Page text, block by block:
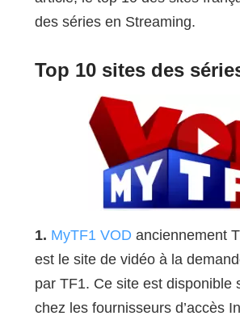
des séries en Streaming.
Top 10 sites des
1. MyTF1 VOD anciennement
est le site de vidéo à la
par TF1. Ce site est disponible
chez les fournisseurs d’accès